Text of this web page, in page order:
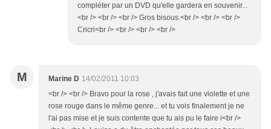
compléter par un DVD qu'elle gardera en souvenir...
<br /> <br /> <br /> Gros bisous.<br /> <br /> <br />
Cricri<br /> <br /> <br /> <br />
M Marine D 14/02/2011 10:03
<br /> <br /> Bravo pour la rose , j'avais fait une violette et une
rose rouge dans le même genre... et tu vois finalement je ne
l'ai pas mise et je suis contente que tu ais pu le faire i<br />